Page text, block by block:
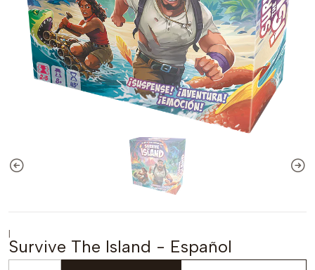
|
Survive The Island - Español